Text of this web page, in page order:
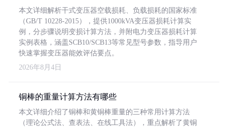
本文详细解析干式变压器空载损耗、负载损耗的国家标准
（GB/T 10228-2015），提供1000kVA变压器损耗计算实
例，分步骤说明变损计算方法，并附电力变压器损耗计算
实例表格，涵盖SCB10/SCB13等常见型号参数，指导用户
快速掌握变压器能效评估要点。
2026年8月4日
铜棒的重量计算方法有哪些
本文详细介绍了铜棒和黄铜棒重量的三种常用计算方法
（理论公式法、查表法、在线工具法），重点解析了黄铜